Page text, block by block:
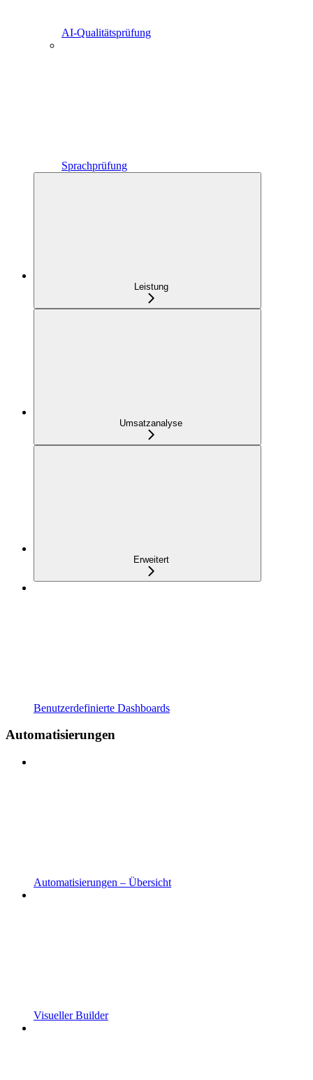
AI-Qualitätsprüfung
Sprachprüfung
Leistung
Umsatzanalyse
Erweitert
Benutzerdefinierte Dashboards
Automatisierungen
Automatisierungen – Übersicht
Visueller Builder